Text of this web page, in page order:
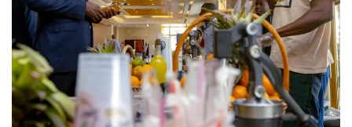
pilar
da
de
e
desafia-